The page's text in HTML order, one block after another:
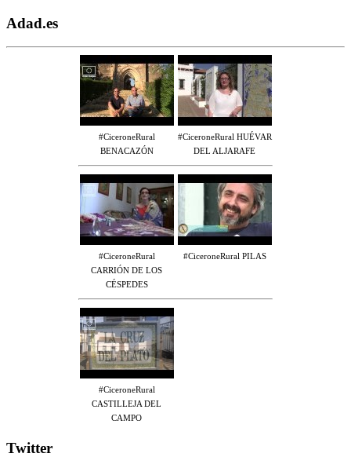
Adad.es
#CiceroneRural
BENACAZÓN
#CiceroneRural HUÉVAR
DEL ALJARAFE
#CiceroneRural
CARRIÓN DE LOS
CÉSPEDES
#CiceroneRural PILAS
#CiceroneRural
CASTILLEJA DEL
CAMPO
Twitter